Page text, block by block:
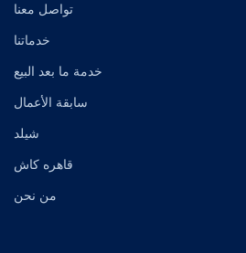
تواصل معنا
خدماتنا
خدمة ما بعد البيع
سابقة الأعمال
شيلد
قاهره كاش
من نحن